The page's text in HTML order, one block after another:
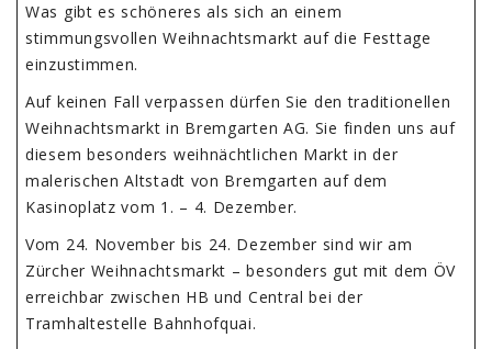
Was gibt es schöneres als sich an einem
stimmungsvollen Weihnachtsmarkt auf die Festtage
einzustimmen.
Auf keinen Fall verpassen dürfen Sie den traditionellen
Weihnachtsmarkt in Bremgarten AG. Sie finden uns auf
diesem besonders weihnächtlichen Markt in der
malerischen Altstadt von Bremgarten auf dem
Kasinoplatz vom 1. – 4. Dezember.
Vom 24. November bis 24. Dezember sind wir am
Zürcher Weihnachtsmarkt – besonders gut mit dem ÖV
erreichbar zwischen HB und Central bei der
Tramhaltestelle Bahnhofquai.